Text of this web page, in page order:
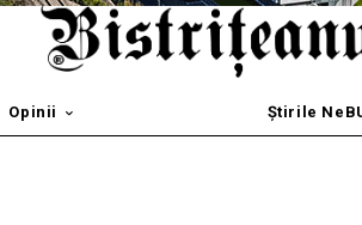
Opinii Știrile